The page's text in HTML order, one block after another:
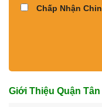
Chấp Nhận
Giới Thiệu Quận